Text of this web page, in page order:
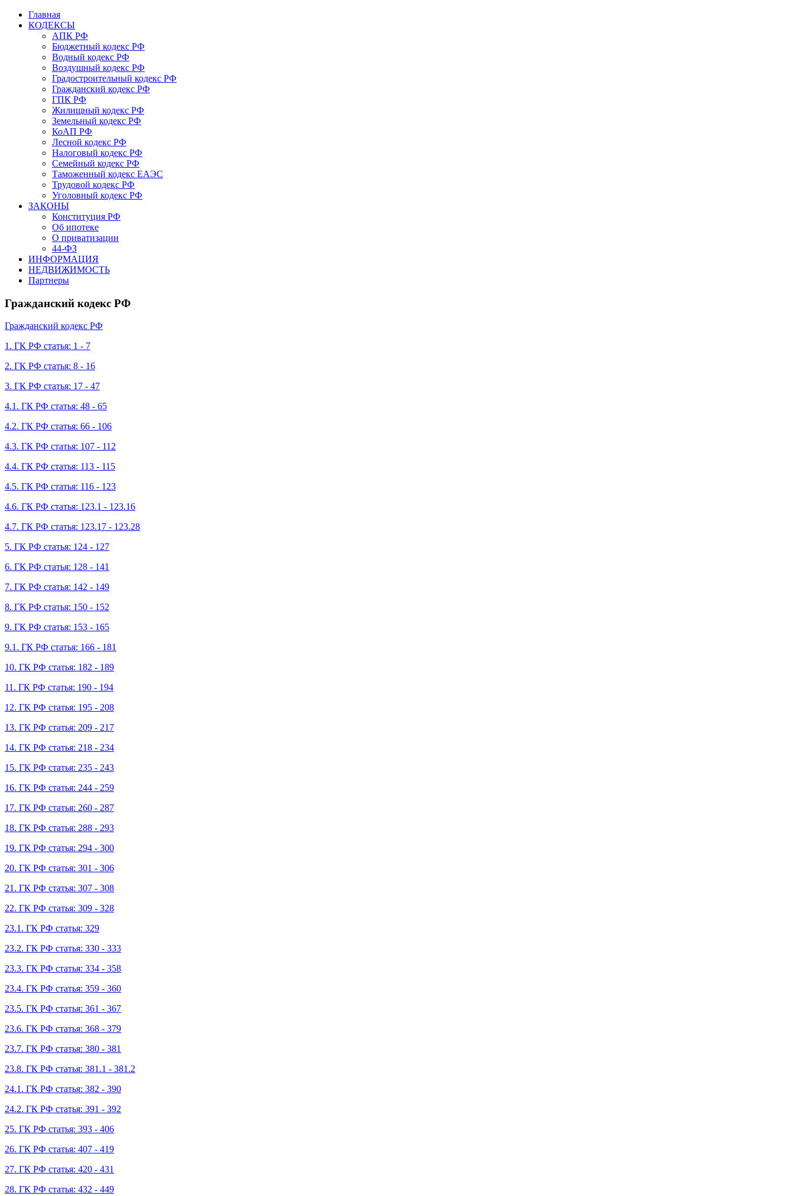
Главная
КОДЕКСЫ
АПК РФ
Бюджетный кодекс РФ
Водный кодекс РФ
Воздушный кодекс РФ
Градостроительный кодекс РФ
Гражданский кодекс РФ
ГПК РФ
Жилищный кодекс РФ
Земельный кодекс РФ
КоАП РФ
Лесной кодекс РФ
Налоговый кодекс РФ
Семейный кодекс РФ
Таможенный кодекс ЕАЭС
Трудовой кодекс РФ
Уголовный кодекс РФ
ЗАКОНЫ
Конституция РФ
Об ипотеке
О приватизации
44-ФЗ
ИНФОРМАЦИЯ
НЕДВИЖИМОСТЬ
Партнеры
Гражданский кодекс РФ
Гражданский кодекс РФ
1. ГК РФ статья: 1 - 7
2. ГК РФ статья: 8 - 16
3. ГК РФ статья: 17 - 47
4.1. ГК РФ статья: 48 - 65
4.2. ГК РФ статья: 66 - 106
4.3. ГК РФ статья: 107 - 112
4.4. ГК РФ статья: 113 - 115
4.5. ГК РФ статья: 116 - 123
4.6. ГК РФ статья: 123.1 - 123.16
4.7. ГК РФ статья: 123.17 - 123.28
5. ГК РФ статья: 124 - 127
6. ГК РФ статья: 128 - 141
7. ГК РФ статья: 142 - 149
8. ГК РФ статья: 150 - 152
9. ГК РФ статья: 153 - 165
9.1. ГК РФ статья: 166 - 181
10. ГК РФ статья: 182 - 189
11. ГК РФ статья: 190 - 194
12. ГК РФ статья: 195 - 208
13. ГК РФ статья: 209 - 217
14. ГК РФ статья: 218 - 234
15. ГК РФ статья: 235 - 243
16. ГК РФ статья: 244 - 259
17. ГК РФ статья: 260 - 287
18. ГК РФ статья: 288 - 293
19. ГК РФ статья: 294 - 300
20. ГК РФ статья: 301 - 306
21. ГК РФ статья: 307 - 308
22. ГК РФ статья: 309 - 328
23.1. ГК РФ статья: 329
23.2. ГК РФ статья: 330 - 333
23.3. ГК РФ статья: 334 - 358
23.4. ГК РФ статья: 359 - 360
23.5. ГК РФ статья: 361 - 367
23.6. ГК РФ статья: 368 - 379
23.7. ГК РФ статья: 380 - 381
23.8. ГК РФ статья: 381.1 - 381.2
24.1. ГК РФ статья: 382 - 390
24.2. ГК РФ статья: 391 - 392
25. ГК РФ статья: 393 - 406
26. ГК РФ статья: 407 - 419
27. ГК РФ статья: 420 - 431
28. ГК РФ статья: 432 - 449